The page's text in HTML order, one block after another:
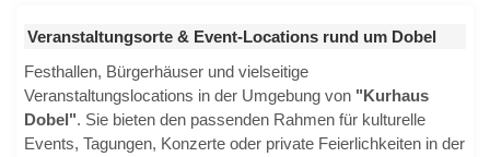
Veranstaltungsorte & Event-Locations rund um Dobel
Festhallen, Bürgerhäuser und vielseitige
Veranstaltungslocations in der Umgebung von "Kurhaus
Dobel". Sie bieten den passenden Rahmen für kulturelle
Events, Tagungen, Konzerte oder private Feierlichkeiten in der